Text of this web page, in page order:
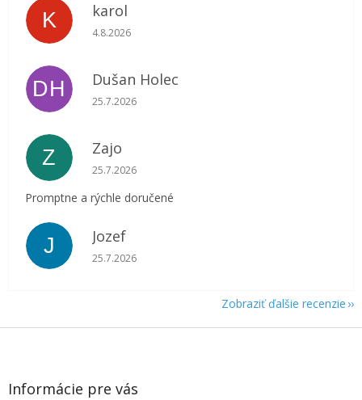
K karol
Hodnotenie obchodu je 5 z 5 hviezdičiek.
4.8.2026
DH Dušan Holec
Hodnotenie obchodu je 5 z 5 hviezdičiek.
25.7.2026
Z Zajo
Hodnotenie obchodu je 5 z 5 hviezdičiek.
25.7.2026
Promptne a rýchle doručené
J Jozef
Hodnotenie obchodu je 5 z 5 hviezdičiek.
25.7.2026
Zobraziť ďalšie recenzie
Z
Informácie pre vás